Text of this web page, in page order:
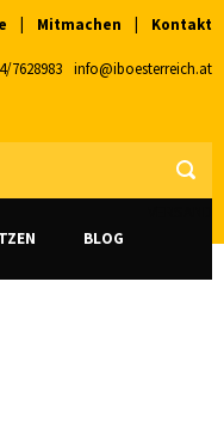
Mitmachen Kontakt
7628983 info@iboesterreich.at
BLOG